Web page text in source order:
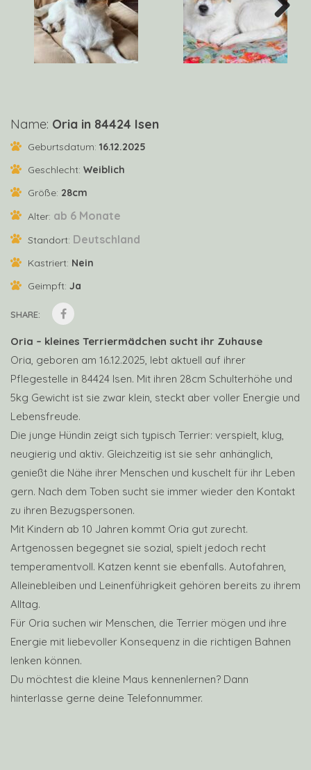
Next
Name: Oria in 84424 Isen
Geburtsdatum: 16.12.2025
Geschlecht: Weiblich
Größe: 28cm
Alter: ab 6 Monate
Standort: Deutschland
Kastriert: Nein
Geimpft: Ja
SHARE:
Oria – kleines Terriermädchen sucht ihr Zuhause
Oria, geboren am 16.12.2025, lebt aktuell auf ihrer
Pflegestelle in 84424 Isen. Mit ihren 28cm Schulterhöhe und
5kg Gewicht ist sie zwar klein, steckt aber voller Energie und
Lebensfreude.
Die junge Hündin zeigt sich typisch Terrier: verspielt, klug,
neugierig und aktiv. Gleichzeitig ist sie sehr anhänglich,
genießt die Nähe ihrer Menschen und kuschelt für ihr Leben
gern. Nach dem Toben sucht sie immer wieder den Kontakt
zu ihren Bezugspersonen.
Mit Kindern ab 10 Jahren kommt Oria gut zurecht.
Artgenossen begegnet sie sozial, spielt jedoch recht
temperamentvoll. Katzen kennt sie ebenfalls. Autofahren,
Alleinebleiben und Leinenführigkeit gehören bereits zu ihrem
Alltag.
Für Oria suchen wir Menschen, die Terrier mögen und ihre
Energie mit liebevoller Konsequenz in die richtigen Bahnen
lenken können.
Du möchtest die kleine Maus kennenlernen? Dann
hinterlasse gerne deine Telefonnummer.